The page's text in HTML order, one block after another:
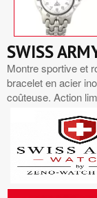
SWISS
Montre sportive et
bracelet en acier
coûteuse. Action